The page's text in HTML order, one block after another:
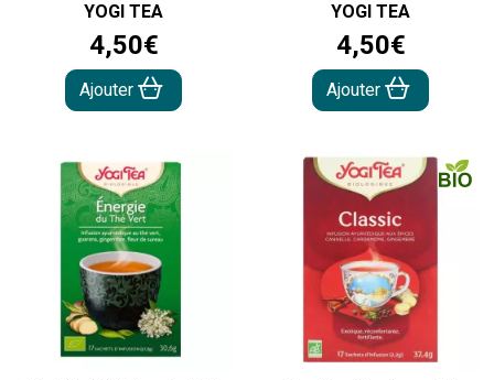
YOGI TEA
4,50€
Ajouter
YOGI TEA
4,50€
Ajouter